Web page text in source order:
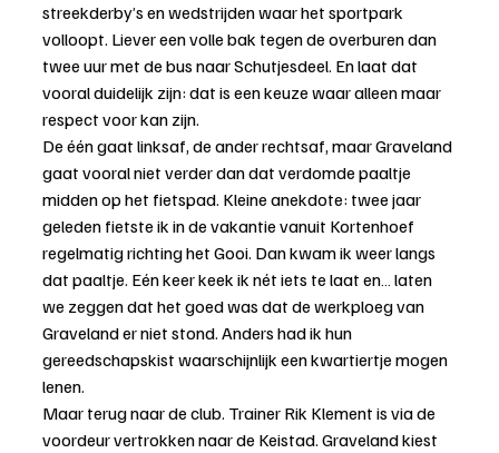
streekderby’s en wedstrijden waar het sportpark
volloopt. Liever een volle bak tegen de overburen dan
twee uur met de bus naar Schutjesdeel. En laat dat
vooral duidelijk zijn: dat is een keuze waar alleen maar
respect voor kan zijn.
De één gaat linksaf, de ander rechtsaf, maar Graveland
gaat vooral niet verder dan dat verdomde paaltje
midden op het fietspad. Kleine anekdote: twee jaar
geleden fietste ik in de vakantie vanuit Kortenhoef
regelmatig richting het Gooi. Dan kwam ik weer langs
dat paaltje. Eén keer keek ik nét iets te laat en… laten
we zeggen dat het goed was dat de werkploeg van
Graveland er niet stond. Anders had ik hun
gereedschapskist waarschijnlijk een kwartiertje mogen
lenen.
Maar terug naar de club. Trainer Rik Klement is via de
voordeur vertrokken naar de Keistad. Graveland kiest